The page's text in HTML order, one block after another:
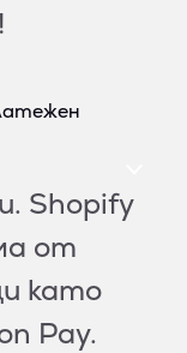
Shopify
от
като
Pay.